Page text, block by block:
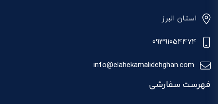
استان البرز
09391054474
info@elahekamalidehghan.com
فهرست سفارشی